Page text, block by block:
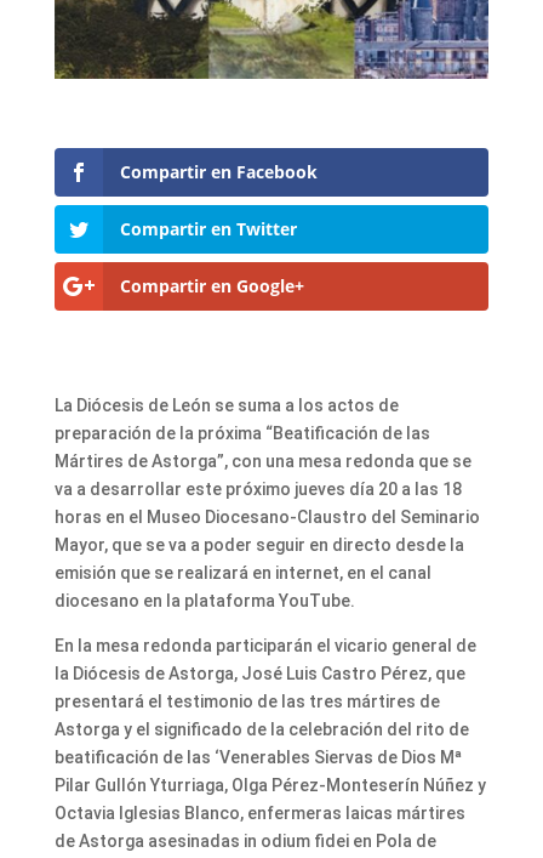
Compartir en Facebook
Compartir en Twitter
Compartir en Google+
La Diócesis de León se suma a los actos de
preparación de la próxima “Beatificación de las
Mártires de Astorga”, con una mesa redonda que se
va a desarrollar este próximo jueves día 20 a las 18
horas en el Museo Diocesano-Claustro del Seminario
Mayor, que se va a poder seguir en directo desde la
emisión que se realizará en internet, en el canal
diocesano en la plataforma YouTube.
En la mesa redonda participarán el vicario general de
la Diócesis de Astorga, José Luis Castro Pérez, que
presentará el testimonio de las tres mártires de
Astorga y el significado de la celebración del rito de
beatificación de las ‘Venerables Siervas de Dios Mª
Pilar Gullón Yturriaga, Olga Pérez-Monteserín Núñez y
Octavia Iglesias Blanco, enfermeras laicas mártires
de Astorga asesinadas in odium fidei en Pola de